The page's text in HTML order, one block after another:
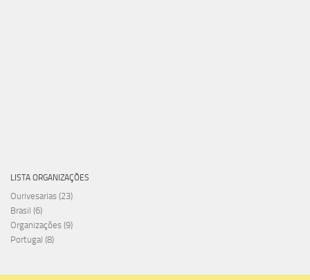
LISTA ORGANIZAÇÕES
Ourivesarias (23)
Brasil (6)
Organizações (9)
Portugal (8)